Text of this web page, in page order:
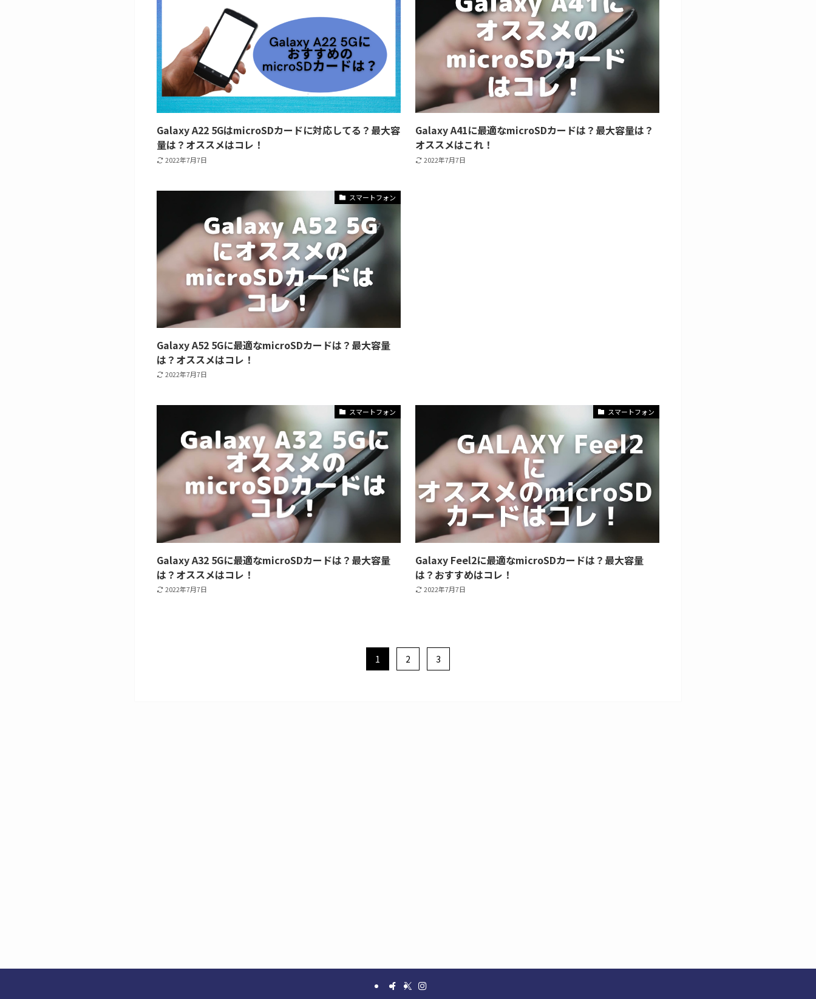
Galaxy A22 5GはmicroSDカードに対応してる？最大容
量は？オススメはコレ！
2022年7月7日
Galaxy A41に最適なmicroSDカードは？最大容量は？
オススメはこれ！
2022年7月7日
スマートフォン
Galaxy A52 5Gに最適なmicroSDカードは？最大容量
は？オススメはコレ！
2022年7月7日
スマートフォン
Galaxy A32 5Gに最適なmicroSDカードは？最大容量
は？オススメはコレ！
2022年7月7日
スマートフォン
Galaxy Feel2に最適なmicroSDカードは？最大容量
は？おすすめはコレ！
2022年7月7日
1 2 3